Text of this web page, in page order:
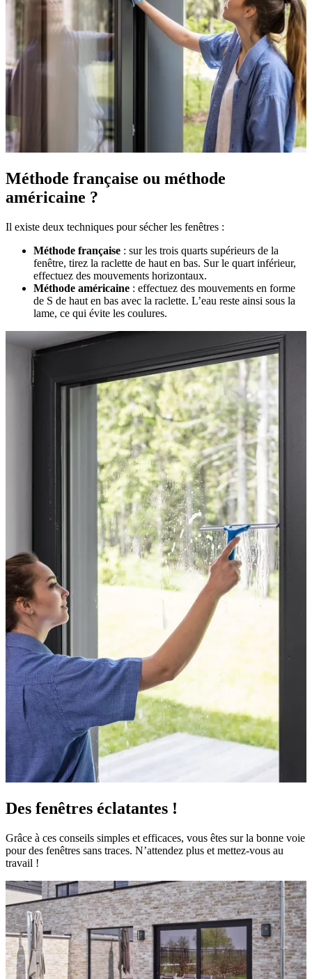
Méthode française ou méthode
américaine ?
Il existe deux techniques pour sécher les fenêtres :
Méthode française : sur les trois quarts supérieurs de la
fenêtre, tirez la raclette de haut en bas. Sur le quart inférieur,
effectuez des mouvements horizontaux.
Méthode américaine : effectuez des mouvements en forme
de S de haut en bas avec la raclette. L’eau reste ainsi sous la
lame, ce qui évite les coulures.
Des fenêtres éclatantes !
Grâce à ces conseils simples et efficaces, vous êtes sur la bonne voie
pour des fenêtres sans traces. N’attendez plus et mettez-vous au
travail !